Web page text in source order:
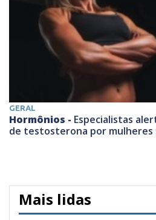
GERAL
Hormônios - Especialistas
de testosterona por mulheres
Mais lidas